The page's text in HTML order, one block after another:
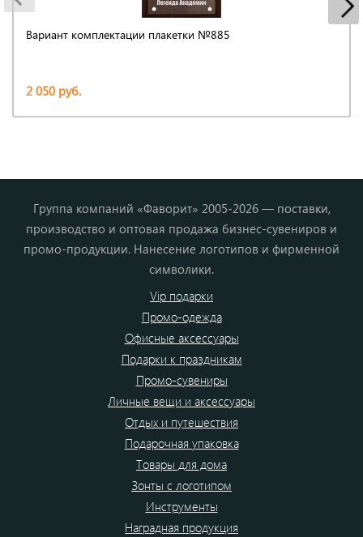
Вариант комплектации плакетки №885
2 050 руб.
Группа компаний «Фаворит» 2005-2026 — поставки,
производство и оптовая продажа бизнес-сувениров и
промо-продукции. Нанесение логотипов и фирменной
символики.
Vip подарки
Промо-одежда
Офисные аксессуары
Подарки к праздникам
Промо-сувениры
Личные вещи и аксессуары
Отдых и путешествия
Подарочная упаковка
Товары для дома
Зонты с логотипом
Инструменты
Наградная продукция